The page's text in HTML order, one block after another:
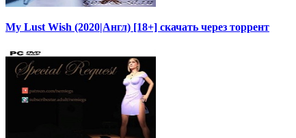
My Lust Wish (2020|Англ) [18+] скачать через торрент